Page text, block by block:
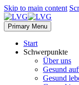
Skip to main content
Primary Menu
Start
Schwerpunkte
Über uns
Gesund
Gesund